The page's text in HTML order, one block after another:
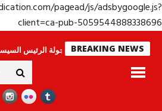
pagead/js/
client=ca-pub-
BREAKING NEWS
لا ينامون جولة الرئيس السيسي